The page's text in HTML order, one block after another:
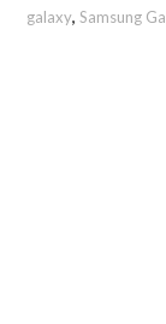
galaxy,Samsung